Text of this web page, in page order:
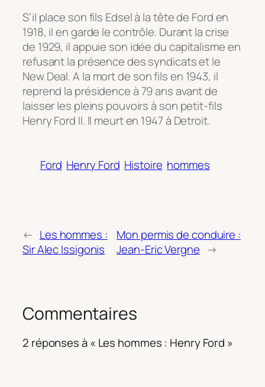
S’il place son fils Edsel à la tête de Ford en
1918, il en garde le contrôle. Durant la crise
de 1929, il appuie son idée du capitalisme en
refusant la présence des syndicats et le
New Deal. A la mort de son fils en 1943, il
reprend la présidence à 79 ans avant de
laisser les pleins pouvoirs à son petit-fils
Henry Ford II. Il meurt en 1947 à Detroit.
Ford Henry Ford Histoire hommes
← Les hommes :
Sir Alec Issigonis
Mon permis de conduire :
Jean-Eric Vergne →
Commentaires
2 réponses à « Les hommes : Henry Ford »